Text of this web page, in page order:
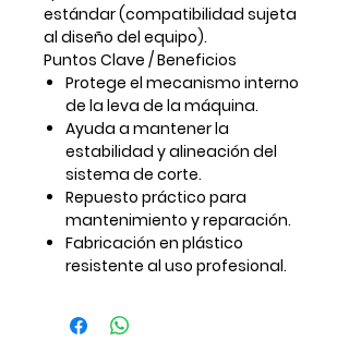
estándar (compatibilidad sujeta
al diseño del equipo).
Puntos Clave / Beneficios
Protege el mecanismo interno
de la leva de la máquina.
Ayuda a mantener la
estabilidad y alineación del
sistema de corte.
Repuesto práctico para
mantenimiento y reparación.
Fabricación en plástico
resistente al uso profesional.